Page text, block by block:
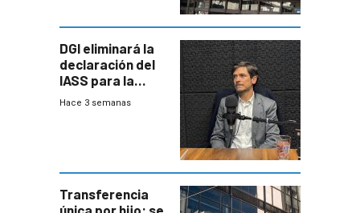
DGI eliminará la
declaración del
IASS para la
mayoría de los
Hace 3 semanas
Transferencia
única por hijo: se